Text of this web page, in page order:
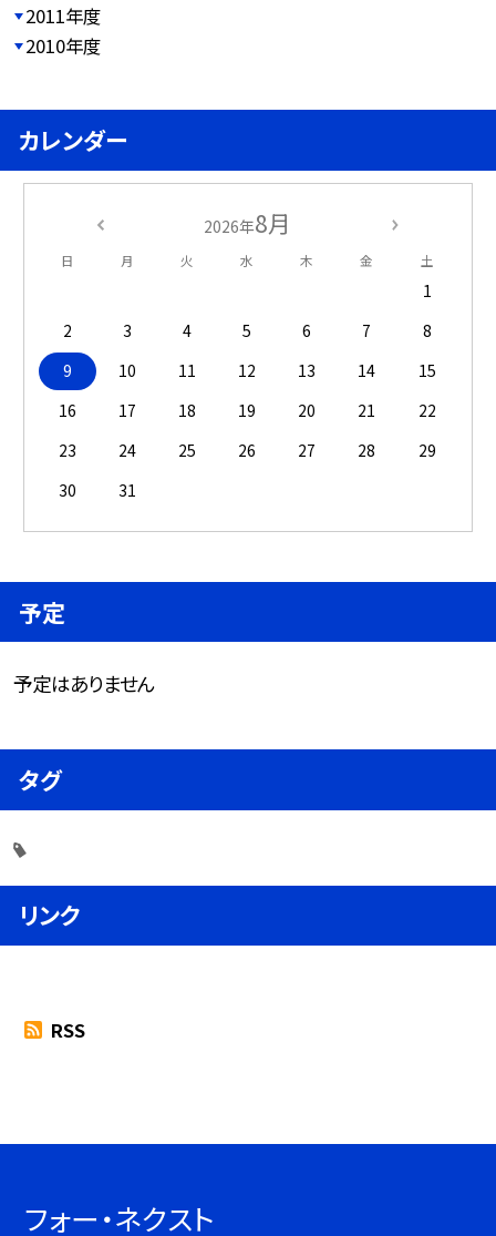
2011年度
2010年度
カレンダー
2026年8月
日 月 火 水 木 金 土
1
2
3 4 5 6 7
8
9
10 11 12 13 14
15
16
17 18 19 20 21
22
23
24 25 26 27 28
29
30
31
予定
予定はありません
タグ
リンク
RSS
フォー・ネクスト